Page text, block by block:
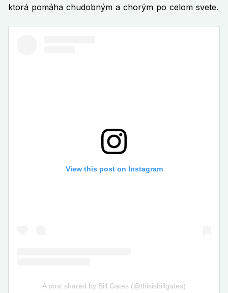
ktorá pomáha chudobným a chorým po celom svete.